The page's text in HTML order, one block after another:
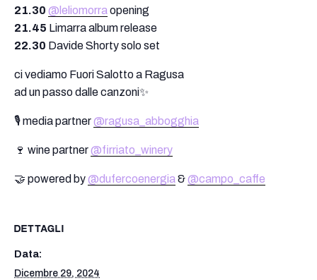
21.30 @leliomorraopening
21.45 Limarra album release
22.30 Davide Shorty solo set
ci vediamo Fuori Salotto a Ragusa
ad un passo dalle canzoni✨
🎙️ media partner@ragusa_abbogghia
🍷 wine partner@firriato_winery
🤝 powered by@dufercoenergia&@campo_caffe
DETTAGLI
Data:
Dicembre 29, 2024